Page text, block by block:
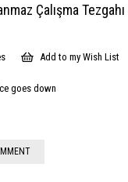
Çalışma Tezgahı
Add to my Wish List
goes down